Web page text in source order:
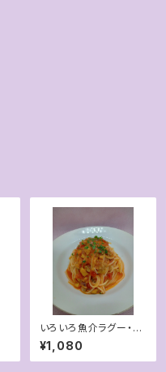
いろいろ魚介ラグー・ト
マトソース
¥1,080